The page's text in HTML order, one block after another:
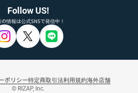
Follow US!
情報は公式SNSで発信中！
ポリシー特定商取引法利用規約海外店舗
© RIZAP, Inc.